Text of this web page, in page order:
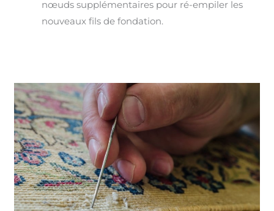
nœuds supplémentaires pour ré-empiler les
nouveaux fils de fondation.